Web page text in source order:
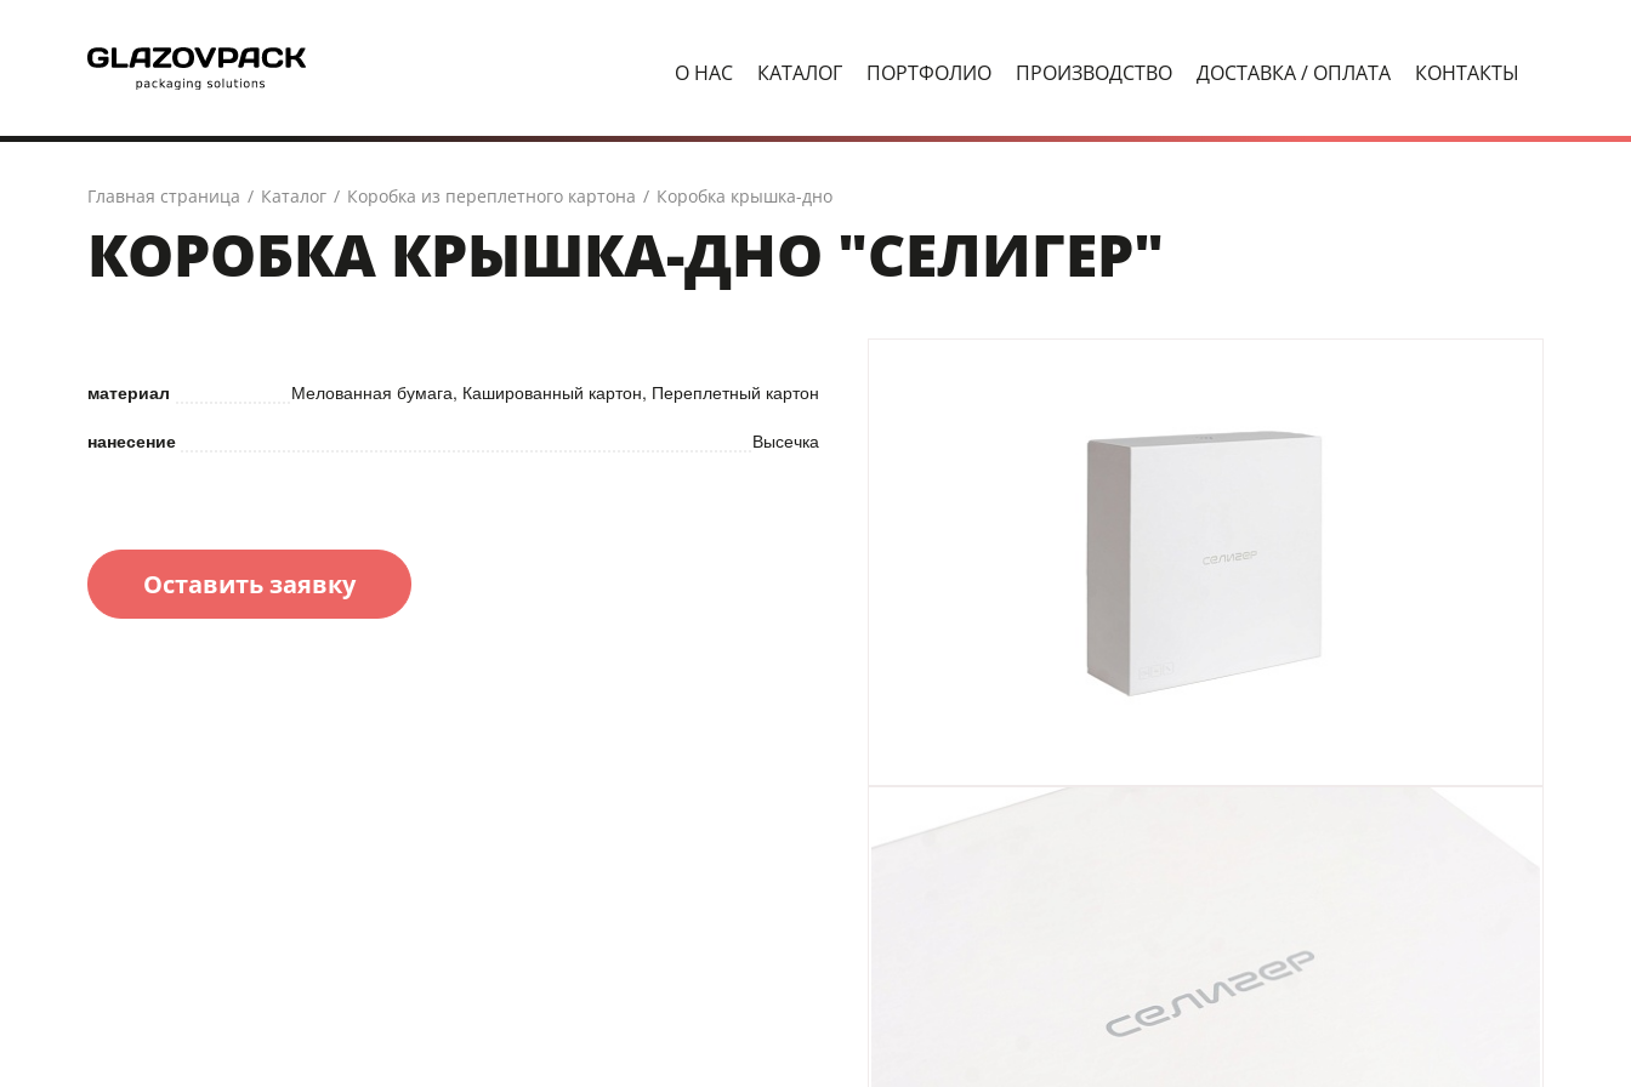
О НАС КАТАЛОГ ПОРТФОЛИО ПРОИЗВОДСТВО ДОСТАВКА / ОПЛАТА КОНТАКТЫ
Главная страница / Каталог / Коробка из переплетного картона / Коробка крышка-дно
КОРОБКА КРЫШКА-ДНО "СЕЛИГЕР"
материал
Мелованная бумага, Кашированный картон, Переплетный картон
нанесение
Высечка
Оставить заявку